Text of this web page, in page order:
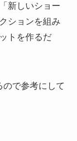
新しいショー
ションを組み
トを作るだ
で参考にして